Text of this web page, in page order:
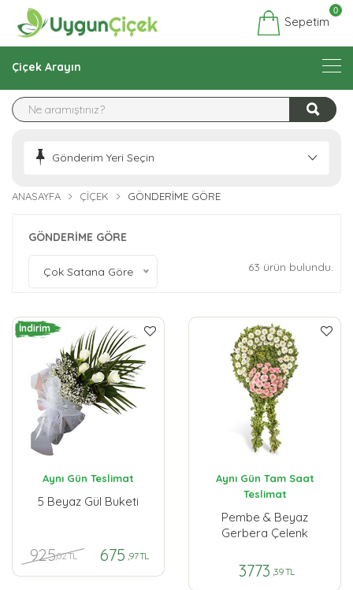
Sepetim
0
Çiçek Arayın
Gönderim Yeri Seçin
ANASAYFA ÇIÇEK GÖNDERİME GÖRE
GÖNDERİME GÖRE
Çok Satana Göre 63 ürün bulundu.
İndirim
Aynı Gün Teslimat
5 Beyaz Gül Buketi
925,02 TL 675 ,97 TL
Aynı Gün Tam Saat
Teslimat
Pembe & Beyaz
Gerbera Çelenk
3773 ,39 TL